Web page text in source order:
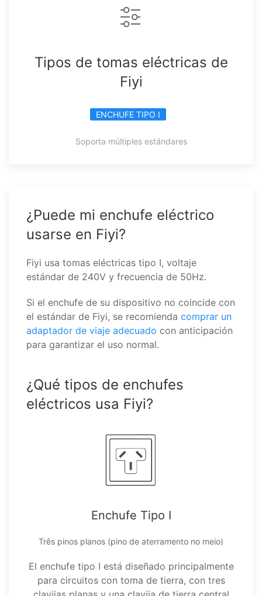
Tipos de tomas eléctricas de
Fiyi
ENCHUFE TIPO I
Soporta múltiples estándares
¿Puede mi enchufe eléctrico
usarse en Fiyi?
Fiyi usa tomas eléctricas tipo I, voltaje
estándar de 240V y frecuencia de 50Hz.
Si el enchufe de su dispositivo no coincide con
el estándar de Fiyi, se recomienda comprar un
adaptador de viaje adecuado con anticipación
para garantizar el uso normal.
¿Qué tipos de enchufes
eléctricos usa Fiyi?
Enchufe Tipo I
Três pinos planos (pino de aterramento no meio)
El enchufe tipo I está diseñado principalmente
para circuitos con toma de tierra, con tres